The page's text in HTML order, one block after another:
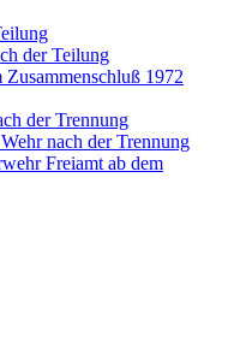
der Teilung
1972
der Trennung
nach der Trennung
Freiamt ab dem